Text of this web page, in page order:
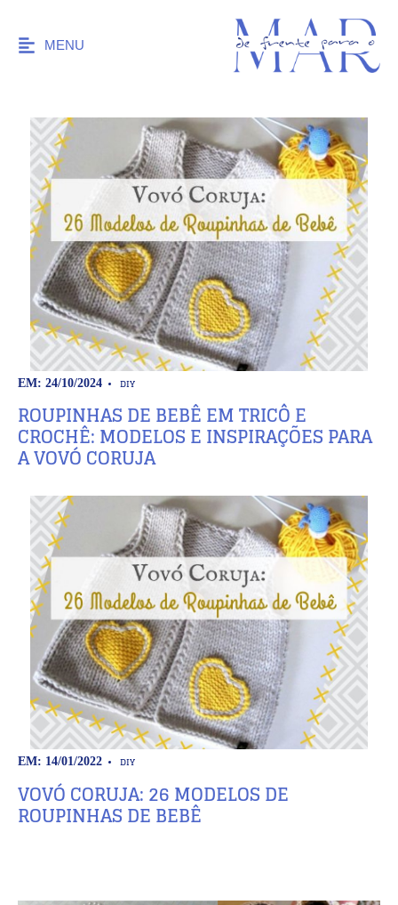
MENU
EM: 24/10/2024 DIY
ROUPINHAS DE BEBÊ EM TRICÔ E
CROCHÊ: MODELOS E INSPIRAÇÕES PARA
A VOVÓ CORUJA
EM: 14/01/2022 DIY
VOVÓ CORUJA: 26 MODELOS DE
ROUPINHAS DE BEBÊ